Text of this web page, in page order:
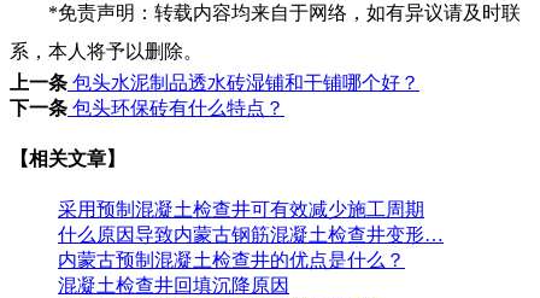
*免责声明：转载内容均来自于网络，如有异议请及时联
系，本人将予以删除。
上一条 包头水泥制品透水砖湿铺和干铺哪个好？
下一条 包头环保砖有什么特点？
【相关文章】
采用预制混凝土检查井可有效减少施工周期
什么原因导致内蒙古钢筋混凝土检查井变形…
内蒙古预制混凝土检查井的优点是什么？
混凝土检查井回填沉降原因